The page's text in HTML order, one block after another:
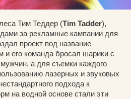
Тим Теддер (Tim Tadder),
за рекламные кампании для
проект под название
и его команда бросал шарики с
а для съемки каждого
лазерных и звуковых
подхода к
на водной основе стали эти